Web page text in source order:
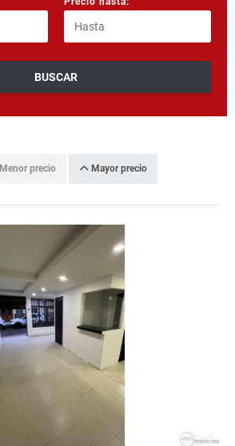
BUSCAR
Menor precio Mayor precio